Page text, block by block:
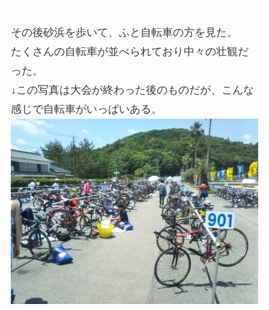
その後砂浜を歩いて、ふと自転車の方を見た。
たくさんの自転車が並べられており中々の壮観だ
った。
↓この写真は大会が終わった後のものだが、こんな
感じで自転車がいっぱいある。